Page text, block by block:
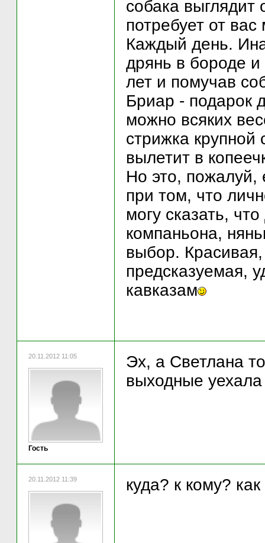
собака
потребует от
Каждый день.
дрянь в бороде
лет и помучав
Бриар - подарок
можно всяких
стрижка
вылетит в
Но это,
при том, что
могу сказать,
компаньона,
выбор.
предсказуемая,
кавказам
20.11.2012 11:05
Гость
Эх, а Светлана
выходные
20.11.2012 11:39 куда? к кому?